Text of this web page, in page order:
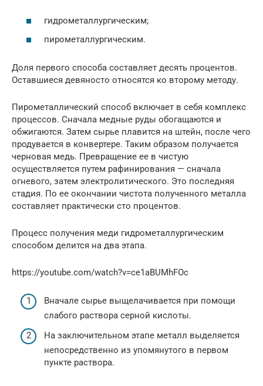
гидрометаллургическим;
пирометаллургическим.
Доля первого способа составляет десять процентов.
Оставшиеся девяносто относятся ко второму методу.
Пирометаллический способ включает в себя комплекс
процессов. Сначала медные руды обогащаются и
обжигаются. Затем сырье плавится на штейн, после чего
продувается в конвертере. Таким образом получается
черновая медь. Превращение ее в чистую
осуществляется путем рафинирования — сначала
огневого, затем электролитического. Это последняя
стадия. По ее окончании чистота полученного металла
составляет практически сто процентов.
Процесс получения меди гидрометаллургическим
способом делится на два этапа.
https://youtube.com/watch?v=ce1aBUMhFOc
Вначале сырье выщелачивается при помощи
слабого раствора серной кислоты.
На заключительном этапе металл выделяется
непосредственно из упомянутого в первом
пункте раствора.